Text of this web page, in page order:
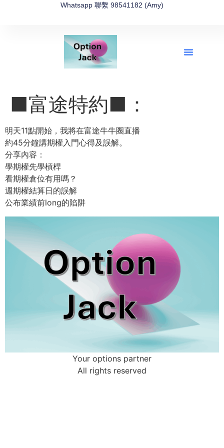
Whatsapp 聯繫 98541182 (Amy)
■富途特約■：
明天11點開始，我將在富途牛牛圈直播
約45分鐘講期權入門心得及誤解。
分享內容：
學期權先學槓桿
看期權倉位有用嗎？
週期權結算日的誤解
公布業績前long的陷阱
Your options partner
All rights reserved